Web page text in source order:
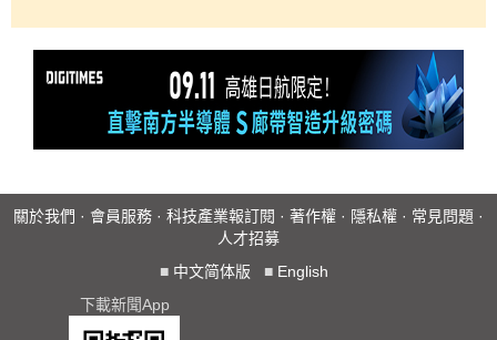
關於我們 · 會員服務 · 科技產業報訂閱 · 著作權 · 隱私權 · 常見問題 ·
人才招募
■ 中文简体版 ■ English
下載新聞App